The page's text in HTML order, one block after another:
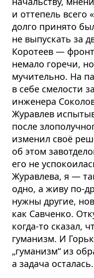
и оттепель всего
долго принято
не выпускать за
Коротеев —
немало горечи,
мучительно. На
в себе смелости
инженера
Журавлев
после
изменил своё
об этом
его не
Журавлева, я —
одно, а живу по-
нужны другие,
как Савченко.
когда-то сказал,
гуманизм. И
„гуманизм“ из
а задача